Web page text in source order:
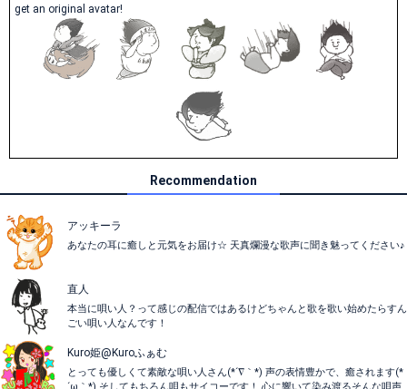
get an original avatar!
Recommendation
アッキーラ
あなたの耳に癒しと元気をお届け☆ 天真爛漫な歌声に聞き魅ってください♪
直人
本当に唄い人？って感じの配信ではあるけどちゃんと歌を歌い始めたらすん
ごい唄い人なんです！
Kuro姫@Kuroふぁむ
とっても優しくて素敵な唄い人さん(*´∇｀*) 声の表情豊かで、癒されます(*